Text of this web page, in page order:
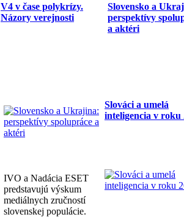
V4 v čase polykrízy.
Názory verejnosti
Slovensko a
perspektívy
a aktéri
Slováci a umelá
inteligencia v roku
IVO a Nadácia ESET
predstavujú výskum
mediálnych zručností
slovenskej populácie.